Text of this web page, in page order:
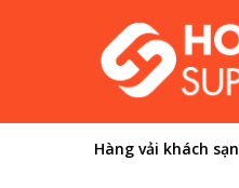
Hàng vải khách sạn